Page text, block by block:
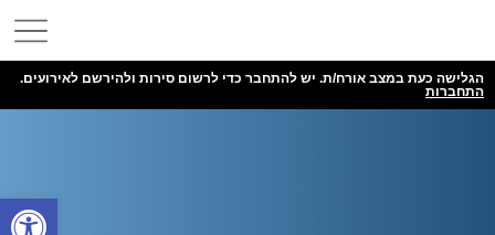
הגלישה כעת במצב אורח/ת. יש להתחבר כדי לרשום סירות ולהירשם לאירועים.
התחברות